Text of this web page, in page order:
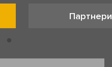
Партнери